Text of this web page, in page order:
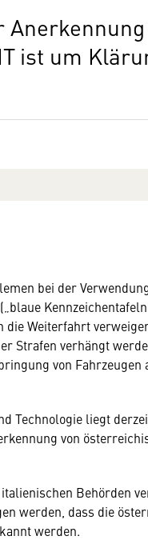
ist um
bei der
die Weiterfahrt
Strafen verhängt
von
Technologie liegt
von
Behörden
werden, dass die
werden.